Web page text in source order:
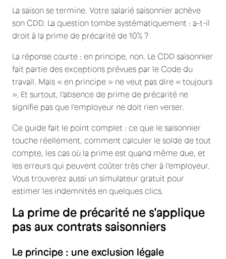
La saison se termine. Votre salarié saisonnier achève
son CDD. La question tombe systématiquement : a-t-il
droit à la prime de précarité de 10% ?
La réponse courte : en principe, non. Le CDD saisonnier
fait partie des exceptions prévues par le Code du
travail. Mais « en principe » ne veut pas dire « toujours
». Et surtout, l'absence de prime de précarité ne
signifie pas que l'employeur ne doit rien verser.
Ce guide fait le point complet : ce que le saisonnier
touche réellement, comment calculer le solde de tout
compte, les cas où la prime est quand même due, et
les erreurs qui peuvent coûter très cher à l'employeur.
Vous trouverez aussi un simulateur gratuit pour
estimer les indemnités en quelques clics.
La prime de précarité ne s'applique
pas aux contrats saisonniers
Le principe : une exclusion légale
saisonniers
contrat
saisonnier
saisonnier